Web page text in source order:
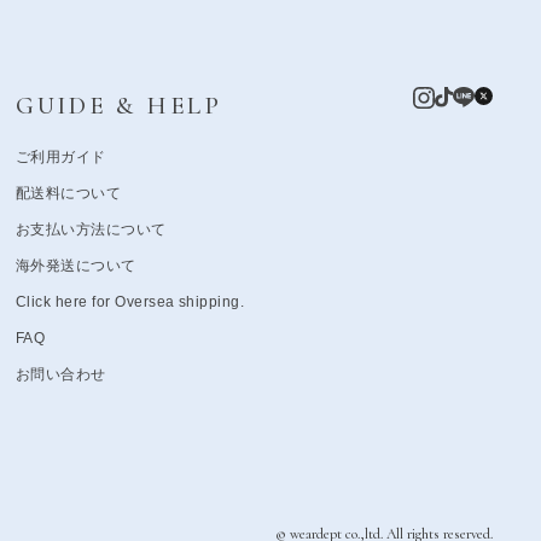
GUIDE & HELP
ご利用ガイド
配送料について
お支払い方法について
海外発送について
Click here for Oversea shipping.
FAQ
お問い合わせ
© weardept co.,ltd. All rights reserved.